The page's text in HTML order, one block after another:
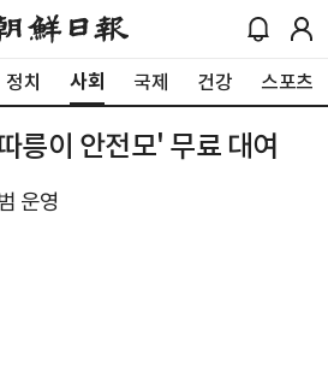
정치 사회 국제 건강 스포츠
릉이 안전모' 무료 대여
운영